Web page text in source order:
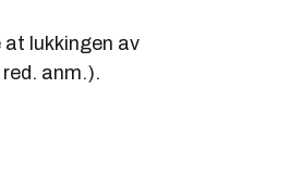
lukkingen av
anm.).